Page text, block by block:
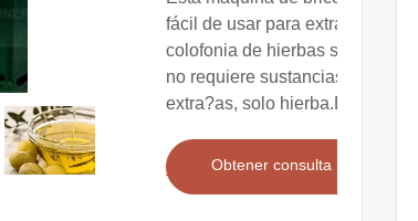
fácil de usar para extraer
colofonia de hierbas secas
no requiere sustancias
extra?as, solo hierba.E
Obtener consulta